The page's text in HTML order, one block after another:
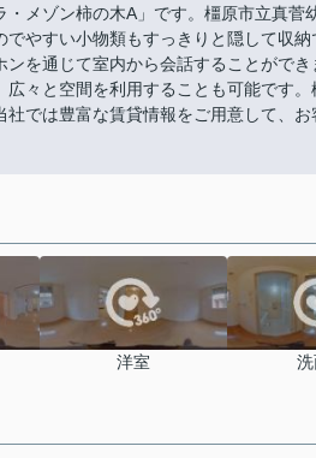
メゾン柿の木A」です。橿原市立真菅
でやすい小物類もすっきりと隠して収
ンを通じて室内から会話することがで
広々と空間を利用することも可能です
では豊富な賃貸情報をご用意して、
洋室